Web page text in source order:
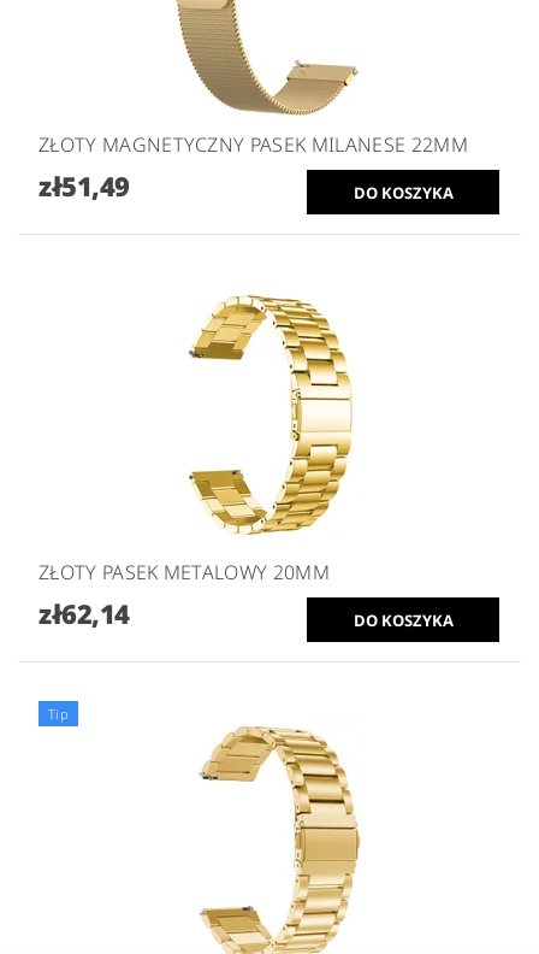
ZŁOTY MAGNETYCZNY PASEK MILANESE 22MM
zł51,49
ZŁOTY PASEK METALOWY 20MM
zł62,14
Tip